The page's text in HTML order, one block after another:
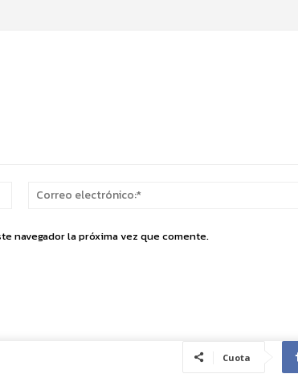
Nombre:*
navegador la próxima vez que comente.
Cuota